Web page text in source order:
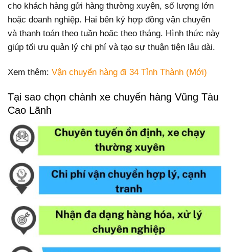
cho khách hàng gửi hàng thường xuyên, số lượng lớn
hoặc doanh nghiệp. Hai bên ký hợp đồng vận chuyển
và thanh toán theo tuần hoặc theo tháng. Hình thức này
giúp tối ưu quản lý chi phí và tạo sự thuận tiện lâu dài.
Xem thêm: Vận chuyển hàng đi 34 Tỉnh Thành (Mới)
Tại sao chọn chành xe chuyển hàng Vũng Tàu
Cao Lãnh